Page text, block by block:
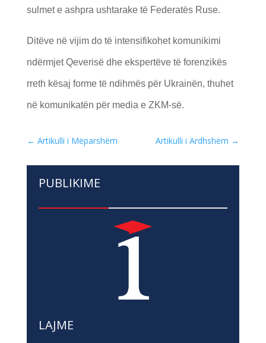
sulmet e ashpra ushtarake të Federatës Ruse.
Ditëve në vijim do të intensifikohet komunikimi
ndërmjet Qeverisë dhe ekspertëve të forenzikës
rreth kësaj forme të ndihmës për Ukrainën, thuhet
në komunikatën për media e ZKM-së.
← Artikulli i Mëparshëm Artikulli i Ardhshëm →
PUBLIKIME
LAJME